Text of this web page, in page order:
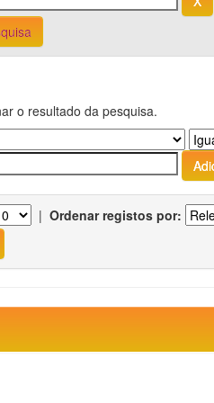
o resultado da pesquisa.
| Ordenar registos por: